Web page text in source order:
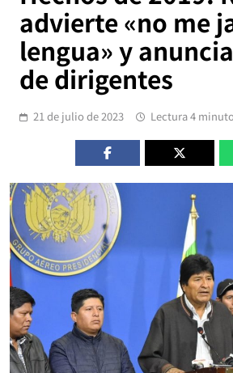
advierte «no me
lengua» y
de dirigentes
21 de julio de 2023 Lectura 4